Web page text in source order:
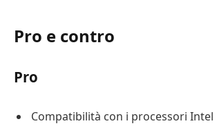
Pro e contro
Pro
Compatibilità con i processori Intel